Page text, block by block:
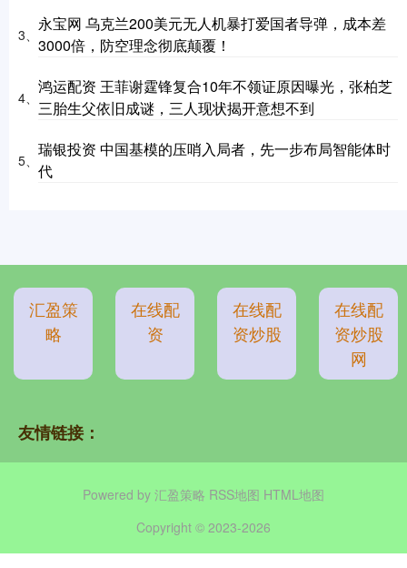
3、
永宝网 乌克兰200美元无人机暴打爱国者导弹，成本差
3000倍，防空理念彻底颠覆！
4、
鸿运配资 王菲谢霆锋复合10年不领证原因曝光，张柏芝
三胎生父依旧成谜，三人现状揭开意想不到
5、
瑞银投资 中国基模的压哨入局者，先一步布局智能体时
代
汇盈策
略
在线配
资
在线配
资炒股
在线配
资炒股
网
友情链接：
Powered by 汇盈策略 RSS地图 HTML地图
Copyright © 2023-2026